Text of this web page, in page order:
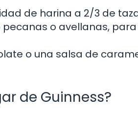
de harina a 2/3 de
o avellanas,
o una salsa de
de Guinness?